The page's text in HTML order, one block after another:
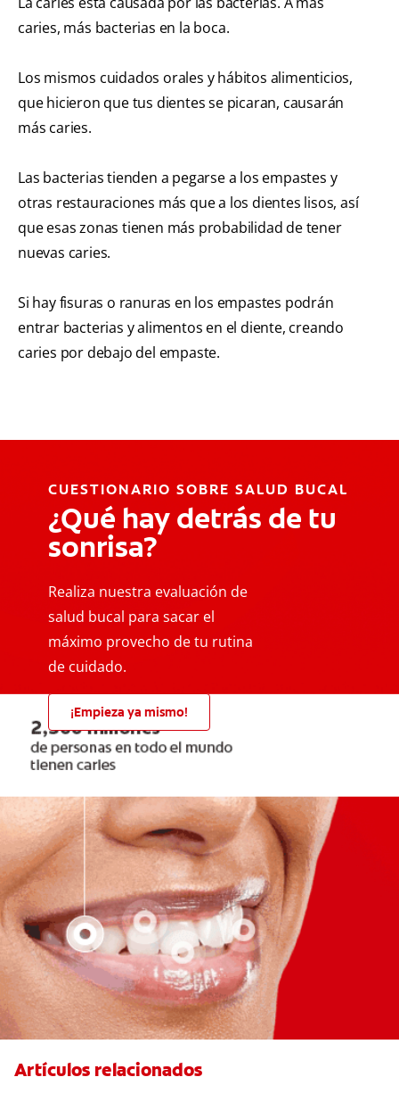
caries, más bacterias en la boca.
Los mismos cuidados orales y hábitos alimenticios,
que hicieron que tus dientes se picaran, causarán
más caries.
Las bacterias tienden a pegarse a los empastes y
otras restauraciones más que a los dientes lisos, así
que esas zonas tienen más probabilidad de tener
nuevas caries.
Si hay fisuras o ranuras en los empastes podrán
entrar bacterias y alimentos en el diente, creando
caries por debajo del empaste.
CUESTIONARIO SOBRE SALUD BUCAL
¿Qué hay detrás de tu
sonrisa?
Realiza nuestra evaluación de
salud bucal para sacar el
máximo provecho de tu rutina
de cuidado.
¡Empieza ya mismo!
Artículos relacionados